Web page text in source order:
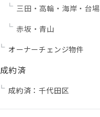
三田・高輪・海岸・台場
赤坂・青山
オーナーチェンジ物件
成約済
成約済：千代田区